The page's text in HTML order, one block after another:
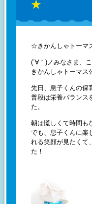
★
☆きかんしゃトーマ
(´∀｀)ノみなさま、
きかんしゃトーマス
先日、息子くんの保
普段は栄養バランス
た。
朝は慌しくて時間も
でも、息子くんに楽
れる笑顔が見たくて
た！